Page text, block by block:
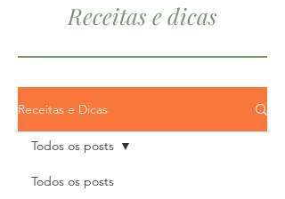
Receitas e dicas
Receitas e Dicas
Todos os posts
Todos os posts